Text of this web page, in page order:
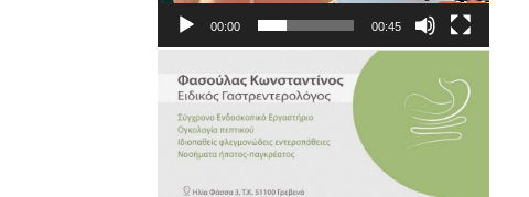
00:00 00:45